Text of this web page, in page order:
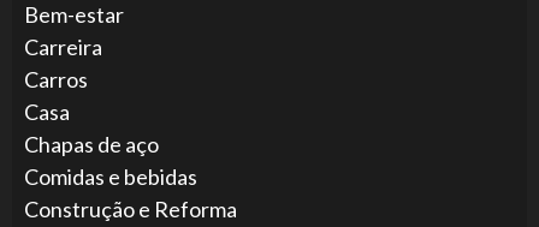
Bem-estar
Carreira
Carros
Casa
Chapas de aço
Comidas e bebidas
Construção e Reforma